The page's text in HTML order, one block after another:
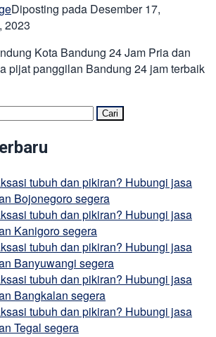
Diposting pada Desember 17,
2023
Kota Bandung 24 Jam Pria dan
pijat panggilan Bandung 24 jam terbaik
tubuh dan pikiran? Hubungi jasa
Bojonegoro segera
tubuh dan pikiran? Hubungi jasa
Kanigoro segera
tubuh dan pikiran? Hubungi jasa
Banyuwangi segera
tubuh dan pikiran? Hubungi jasa
Bangkalan segera
tubuh dan pikiran? Hubungi jasa
Tegal segera